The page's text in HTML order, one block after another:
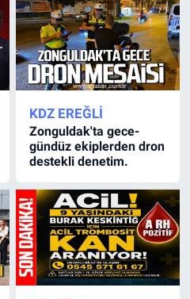
KDZ EREĞLİ
Zonguldak'ta gece-
gündüz ekiplerden dron
destekli denetim.